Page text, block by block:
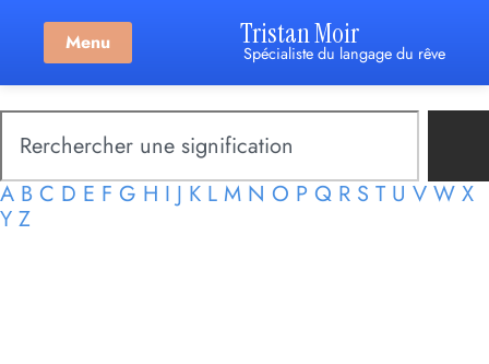
Menu Tristan Moir
Spécialiste du langage du rêve
A B C D E F G H I J K L M N O P Q R S T U V W X
Y Z